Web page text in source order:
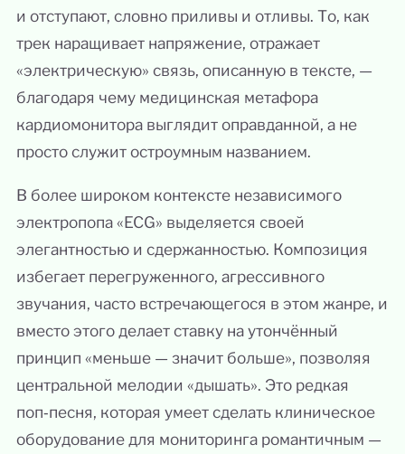
и отступают, словно приливы и отливы. То, как
трек наращивает напряжение, отражает
«электрическую» связь, описанную в тексте, —
благодаря чему медицинская метафора
кардиомонитора выглядит оправданной, а не
просто служит остроумным названием.
В более широком контексте независимого
электропопа «ECG» выделяется своей
элегантностью и сдержанностью. Композиция
избегает перегруженного, агрессивного
звучания, часто встречающегося в этом жанре, и
вместо этого делает ставку на утончённый
принцип «меньше — значит больше», позволяя
центральной мелодии «дышать». Это редкая
поп‑песня, которая умеет сделать клиническое
оборудование для мониторинга романтичным —